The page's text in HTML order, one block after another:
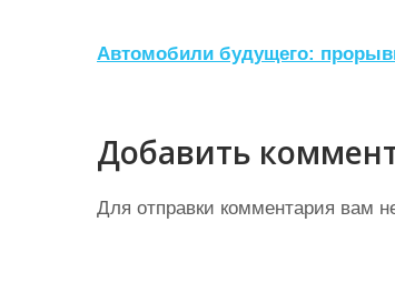
Н
в
и
г
Автомобили будущего:
Добавить
Для отправки комментария вам